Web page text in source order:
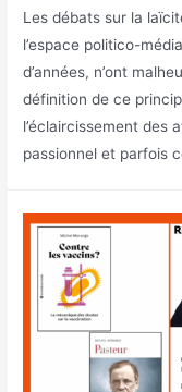
Les débats sur la
l’espace politico-
d’années, n’ont
définition de ce
l’éclaircissement des
passionnel et parfois